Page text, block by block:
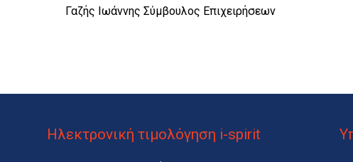
Γαζής Ιωάννης Σύμβουλος Επιχειρήσεων
Ηλεκτρονική τιμολόγηση i-spirit